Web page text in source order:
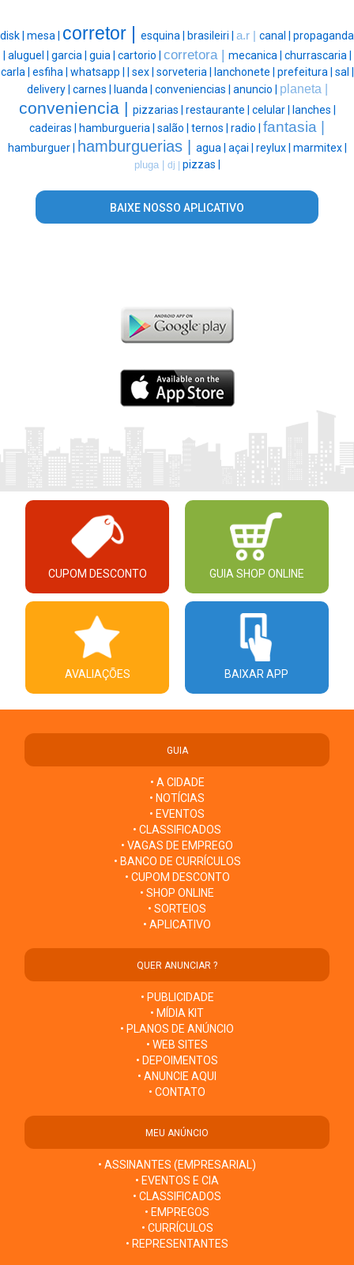
disk | mesa | corretor | esquina | brasileiri | a.r | canal | propaganda
aluguel | garcia | guia | cartorio | corretora | mecanica | churrascaria |
carla | esfiha | whatsapp | sex | sorveteria | lanchonete | prefeitura | sal |
delivery | carnes | luanda | conveniencias | anuncio | planeta |
conveniencia | pizzarias | restaurante | celular |
lanches |
cadeiras |
hamburgueria | salão | ternos | radio | fantasia |
hamburguer | hamburguerias | agua | açai | reylux | marmitex |
pluga | dj | pizzas |
BAIXE NOSSO APLICATIVO
CUPOM DESCONTO GUIA SHOP ONLINE
AVALIAÇÕES BAIXAR APP
GUIA
• A CIDADE
• NOTÍCIAS
• EVENTOS
• CLASSIFICADOS
• VAGAS DE EMPREGO
• BANCO DE CURRÍCULOS
• CUPOM DESCONTO
• SHOP ONLINE
• SORTEIOS
• APLICATIVO
QUER ANUNCIAR ?
• PUBLICIDADE
• MÍDIA KIT
• PLANOS DE ANÚNCIO
• WEB SITES
• DEPOIMENTOS
• ANUNCIE AQUI
• CONTATO
MEU ANÚNCIO
• ASSINANTES (EMPRESARIAL)
• EVENTOS E CIA
• CLASSIFICADOS
• EMPREGOS
• CURRÍCULOS
• REPRESENTANTES